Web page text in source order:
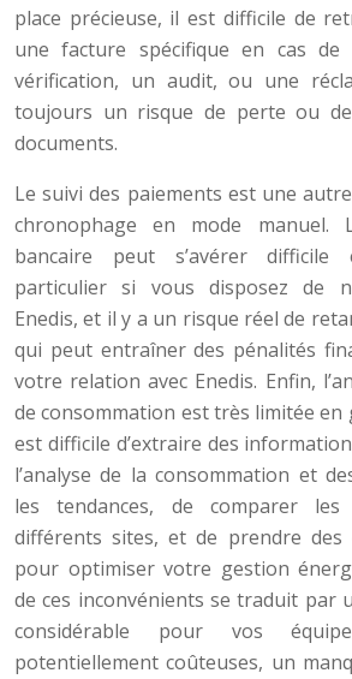
place précieuse, il est difficile de
une facture spécifique en cas
vérification, un audit, ou une
toujours un risque de perte ou
documents.
Le suivi des paiements est une
chronophage en mode manuel.
bancaire peut s’avérer
particulier si vous disposez de
Enedis, et il y a un risque réel de
qui peut entraîner des pénalités
votre relation avec Enedis. Enfin,
de consommation est très limitée en
est difficile d’extraire des
l’analyse de la consommation et
les tendances, de comparer les
différents sites, et de prendre des
pour optimiser votre gestion
de ces inconvénients se traduit par
considérable pour vos
potentiellement coûteuses, un